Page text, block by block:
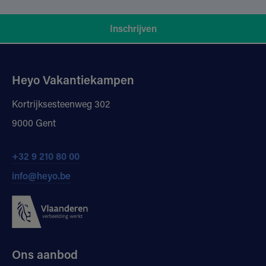
Inschrijven
Heyo Vakantiekampen
Kortrijksesteenweg 302
9000 Gent
+32 9 210 80 00
info@heyo.be
Ons aanbod